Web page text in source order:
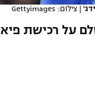
| צילום: Gettyimages
על רכישת